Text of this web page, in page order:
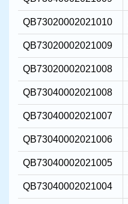
QB73020002021010
QB73020002021009
QB73020002021008
QB73040002021008
QB73040002021007
QB73040002021006
QB73040002021005
QB73040002021004